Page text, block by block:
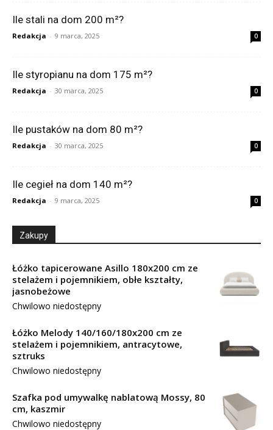
Ile stali na dom 200 m²?
Redakcja - 9 marca, 2025 0
Ile styropianu na dom 175 m²?
Redakcja - 30 marca, 2025 0
Ile pustaków na dom 80 m²?
Redakcja - 30 marca, 2025 0
Ile cegieł na dom 140 m²?
Redakcja - 9 marca, 2025 0
Zakupy
Łóżko tapicerowane Asillo 180x200 cm ze
stelażem i pojemnikiem, obłe kształty,
jasnobeżowe
Chwilowo niedostępny
Łóżko Melody 140/160/180x200 cm ze
stelażem i pojemnikiem, antracytowe,
sztruks
Chwilowo niedostępny
Szafka pod umywalkę nablatową Mossy, 80
cm, kaszmir
Chwilowo niedostępny